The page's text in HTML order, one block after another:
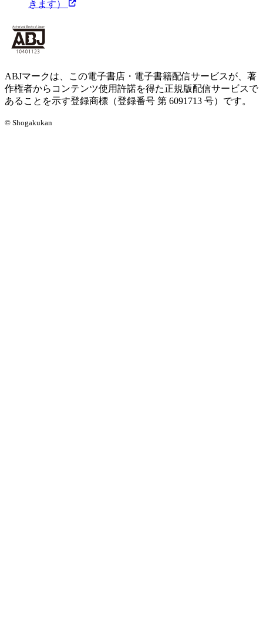
きます）
ABJマークは、この電子書店・電子書籍配信サービスが、著
作権者からコンテンツ使用許諾を得た正規版配信サービスで
あることを示す登録商標（登録番号 第 6091713 号）です。
© Shogakukan